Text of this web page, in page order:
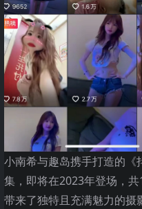
小南希与趣岛携手打造的《
集，即将在2023年登场，
带来了独特且充满魅力的摄